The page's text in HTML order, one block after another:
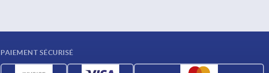
PAIEMENT SÉCURISÉ